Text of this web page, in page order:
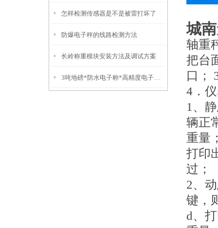
怎样检测传感器是不是被雷打坏了
防爆电子秤的线路检测方法
长岭称重模块安装方法及调试方案
3吨地磅*防水电子称*高精度电子称*不锈钢叉车秤
城
轴重
把台
口；
4．
1、
辆正
重量
打印
过；
2、
键，
d、